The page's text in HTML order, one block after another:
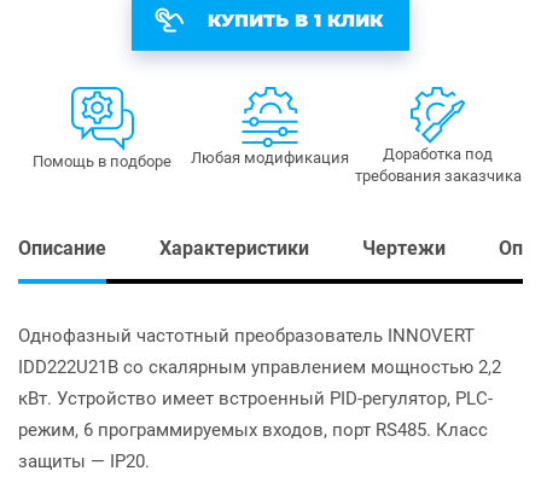
КУПИТЬ В 1 КЛИК
Помощь в подборе Любая модификация
Доработка под
требования заказчика
Описание Характеристики Чертежи
Однофазный частотный преобразователь INNOVERT
IDD222U21B со скалярным управлением мощностью 2,2
кВт. Устройство имеет встроенный PID-регулятор, PLC-
режим, 6 программируемых входов, порт RS485. Класс
защиты — IP20.